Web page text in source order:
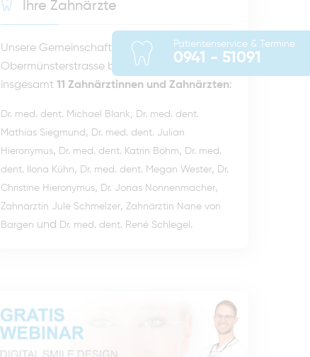
Ihre Zahnärzte
Unsere Gemeinschaftspraxis in der
Obermünsterstrasse besteht aus
insgesamt 11 Zahnärztinnen und Zahnärzten:
Dr. med. dent. Michael Blank, Dr. med. dent.
Mathias Siegmund , Dr. med. dent. Julian
Hieronymus, Dr. med. dent. Katrin Böhm, Dr. med.
dent. Ilona Kühn, Dr. med. dent. Megan Wester, Dr.
Christine Hieronymus, Dr. Jonas Nonnenmacher,
Zahnärztin Jule Schmelzer, Zahnärztin Nane von
Bargen und Dr. med. dent. René Schlegel .
Patientenservice & Termine
0941 - 51091